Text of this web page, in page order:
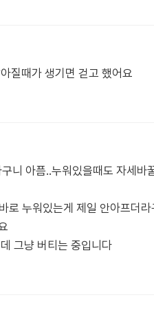
질때가 생기면 걷고 했어요
니 아픔..누워있을때도 자세
로 누워있는게 제일 안아프더라
그냥 버티는 중입니다